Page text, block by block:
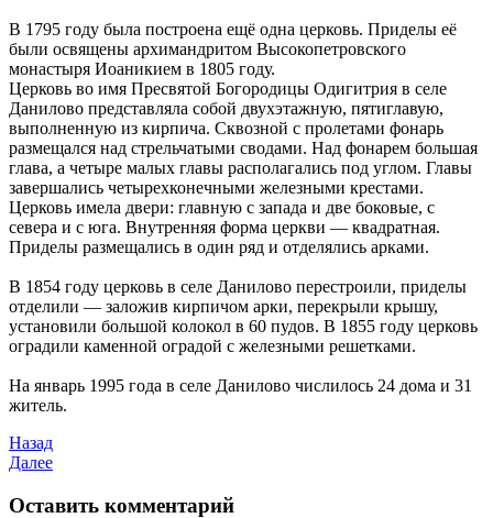
В 1795 году была построена ещё одна церковь. Приделы её
были освящены архимандритом Высокопетровского
монастыря Иоаникием в 1805 году.
Церковь во имя Пресвятой Богородицы Одигитрия в селе
Данилово представляла собой двухэтажную, пятиглавую,
выполненную из кирпича. Сквозной с пролетами фонарь
размещался над стрельчатыми сводами. Над фонарем большая
глава, а четыре малых главы располагались под углом. Главы
завершались четырехконечными железными крестами.
Церковь имела двери: главную с запада и две боковые, с
севера и с юга. Внутренняя форма церкви — квадратная.
Приделы размещались в один ряд и отделялись арками.
В 1854 году церковь в селе Данилово перестроили, приделы
отделили — заложив кирпичом арки, перекрыли крышу,
установили большой колокол в 60 пудов. В 1855 году церковь
оградили каменной оградой с железными решетками.
На январь 1995 года в селе Данилово числилось 24 дома и 31
житель.
Назад
Далее
Оставить комментарий